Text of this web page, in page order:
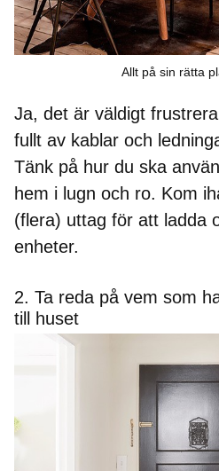
Allt på sin rätta
Ja, det är väldigt
fullt av kablar och
Tänk på hur du ska
hem i lugn och ro. Kom
(flera) uttag för att ladda
enheter.
2. Ta reda på vem som
till huset